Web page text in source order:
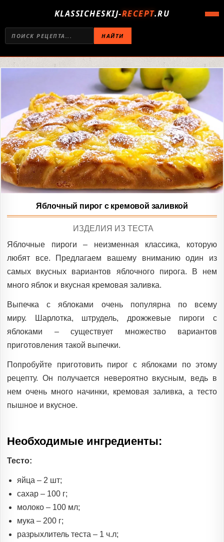
KLASSICHESKIJ-RECEPT.RU
НАЙТИ
Яблочный пирог с кремовой заливкой
POSTED
ИЗДЕЛИЯ ИЗ ТЕСТА
Яблочные пироги – неизменная классика, которую
любят все. Предлагаем вашему вниманию один из
самых вкусных вариантов яблочного пирога. В нем
много яблок и вкусная кремовая заливка.
Выпечка с яблоками очень популярна по всему
миру. Шарлотка, штрудель, дрожжевые пироги с
яблоками – существует множество вариантов
приготовления такой выпечки.
Попробуйте приготовить пирог с яблоками по этому
рецепту. Он получается невероятно вкусным, ведь в
нем очень много начинки, кремовая заливка, а тесто
пышное и вкусное.
Необходимые ингредиенты:
Тесто:
яйца – 2 шт;
сахар – 100 г;
молоко – 100 мл;
мука – 200 г;
разрыхлитель теста – 1 ч.л;